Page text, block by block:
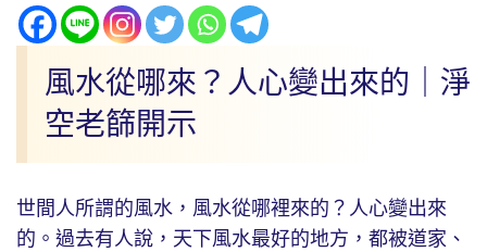
風水從哪來？人心變出來的｜淨
空老篩開示
世間人所謂的風水，風水從哪裡來的？人心變出來
的。過去有人說，天下風水最好的地方，都被道家、